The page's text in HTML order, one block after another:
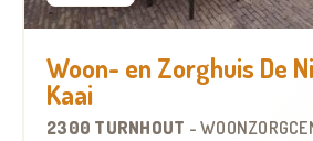
Woon- en Zorghuis De
Kaai
2300 TURNHOUT -